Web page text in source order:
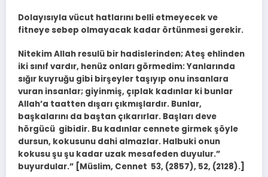
Dolayısıyla vücut hatlarını belli etmeyecek ve
fitneye sebep olmayacak kadar örtünmesi gerekir.
Nitekim Allah resulü bir hadislerinden; Ateş ehlinden
iki sınıf vardır, henüz onları görmedim: Yanlarında
sığır kuyruğu gibi birşeyler taşıyıp onu insanlara
vuran insanlar; giyinmiş, çıplak kadınlar ki bunlar
Allah’a taatten dışarı çıkmışlardır. Bunlar,
başkalarını da baştan çıkarırlar. Başları deve
hörgücü gibidir. Bu kadınlar cennete girmek şöyle
dursun, kokusunu dahi almazlar. Halbuki onun
kokusu şu şu kadar uzak mesafeden duyulur.”
buyurdular.” [Müslim, Cennet 53, (2857), 52, (2128).]